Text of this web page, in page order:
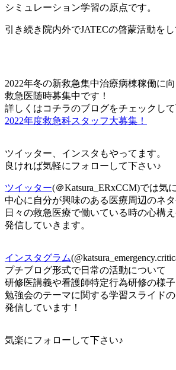
シミュレーション学習の原点です。
引き続き院内外でJATECの啓蒙活動を
2022年冬の新救急集中治療病棟稼働に向
救急医随時募集中です！
詳しくはコチラのブログをチェックして
2022年度救急科スタッフ大募集！
ツイッター、インスタもやってます。
良ければ気軽にフォローして下さい♪
ツイッター(＠Katsura_ERxCCM)では気
中心に自分が興味のある医療周辺のネ
日々の救急医療で働いている時の心構
発信していきます。
インスタグラム
プチブログ形式で日常の活動について
研修医講義や看護師特定行為研修の様子
勉強会のテーマに関する学習スライド
発信しています！
気楽にフォローして下さい♪